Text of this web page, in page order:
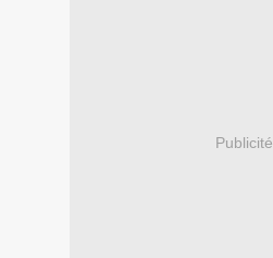
Publicité